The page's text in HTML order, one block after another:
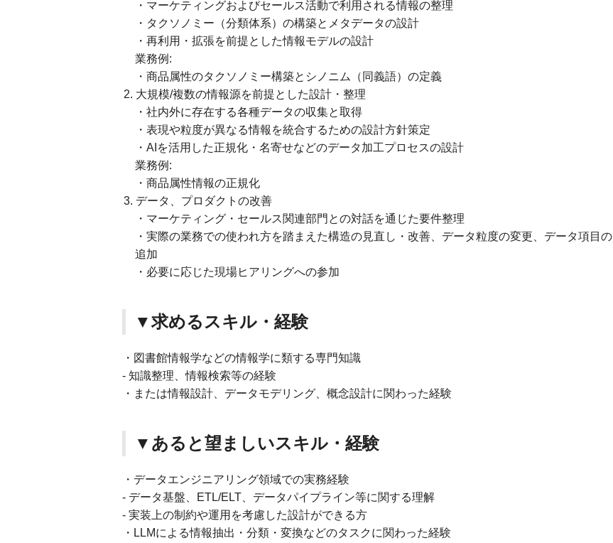
・マーケティングおよびセールス活動で利用される情報の整理
・タクソノミー（分類体系）の構築とメタデータの設計
・再利用・拡張を前提とした情報モデルの設計
業務例:
・商品属性のタクソノミー構築とシノニム（同義語）の定義
大規模/複数の情報源を前提とした設計・整理
・社内外に存在する各種データの収集と取得
・表現や粒度が異なる情報を統合するための設計方針策定
・AIを活用した正規化・名寄せなどのデータ加工プロセスの設計
業務例:
・商品属性情報の正規化
データ、プロダクトの改善
・マーケティング・セールス関連部門との対話を通じた要件整理
・実際の業務での使われ方を踏まえた構造の見直し・改善、データ粒度の変更、データ項目の
追加
・必要に応じた現場ヒアリングへの参加
▼求めるスキル・経験
・図書館情報学などの情報学に類する専門知識
- 知識整理、情報検索等の経験
・または情報設計、データモデリング、概念設計に関わった経験
▼あると望ましいスキル・経験
・データエンジニアリング領域での実務経験
- データ基盤、ETL/ELT、データパイプライン等に関する理解
- 実装上の制約や運用を考慮した設計ができる方
・LLMによる情報抽出・分類・変換などのタスクに関わった経験